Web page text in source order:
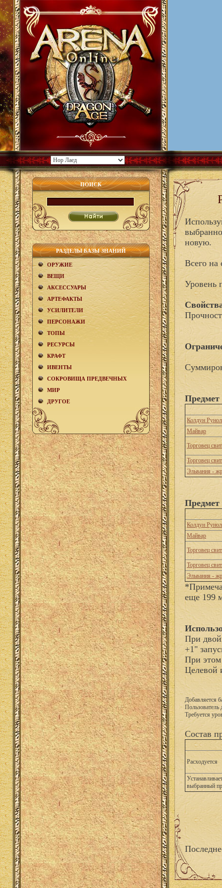
ПОИСК
РАЗДЕЛЫ БАЗЫ ЗНАНИЙ
ОРУЖИЕ
ВЕЩИ
АКCЕСCУАРЫ
АРТЕФАКТЫ
УСИЛИТЕЛИ
ПЕРСОНАЖИ
ТОПЫ
РЕСУРСЫ
КРАФТ
ИВЕНТЫ
СОКРОВИЩА ПРЕДВЕЧНЫХ
МИР
ДРУГОЕ
новую.
Всего на
Уровень
Предмет
Колдун
Майвар
Торговец
Торговец
Эльвания -
Колдун
Майвар
Торговец
Торговец
Эльвания -
еще 199
При
+1"
При этом
Целевой
Добавляется
Пользователь
Требуется
Состав
Расходуется
выбранный